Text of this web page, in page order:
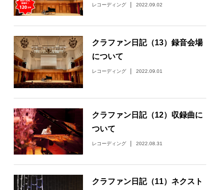
レコーディング 2022.09.02
クラファン日記（13）録音会場
について
レコーディング 2022.09.01
クラファン日記（12）収録曲に
ついて
レコーディング 2022.08.31
クラファン日記（11）ネクスト